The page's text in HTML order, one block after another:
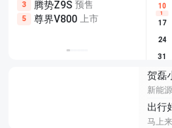
3 腾势Z9S 预售
5 尊界V800 上市
享
别
10
1
17
24
31
贺磊
新能
出行
马上